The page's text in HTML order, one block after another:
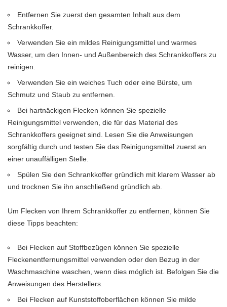
Entfernen Sie zuerst den gesamten Inhalt aus dem
Schrankkoffer.
Verwenden Sie ein mildes Reinigungsmittel und warmes
Wasser, um den Innen- und Außenbereich des Schrankkoffers zu
reinigen.
Verwenden Sie ein weiches Tuch oder eine Bürste, um
Schmutz und Staub zu entfernen.
Bei hartnäckigen Flecken können Sie spezielle
Reinigungsmittel verwenden, die für das Material des
Schrankkoffers geeignet sind. Lesen Sie die Anweisungen
sorgfältig durch und testen Sie das Reinigungsmittel zuerst an
einer unauffälligen Stelle.
Spülen Sie den Schrankkoffer gründlich mit klarem Wasser ab
und trocknen Sie ihn anschließend gründlich ab.
Um Flecken von Ihrem Schrankkoffer zu entfernen, können Sie
diese Tipps beachten:
Bei Flecken auf Stoffbezügen können Sie spezielle
Fleckenentfernungsmittel verwenden oder den Bezug in der
Waschmaschine waschen, wenn dies möglich ist. Befolgen Sie die
Anweisungen des Herstellers.
Bei Flecken auf Kunststoffoberflächen können Sie milde